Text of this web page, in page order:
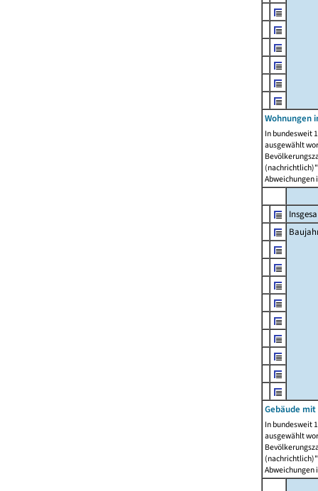
Wohnungen
In bundesweit
ausgewählt
Abweichungen
Gebäude mit
In bundesweit
ausgewählt
Abweichungen